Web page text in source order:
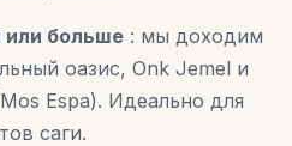
или больше : мы доходим
оазис, Onk Jemel и
Espa). Идеально для
саги.